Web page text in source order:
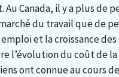
Au Canada, il y a plus de
du travail que de
et la croissance des
l’évolution du coût de
ont connue au cours